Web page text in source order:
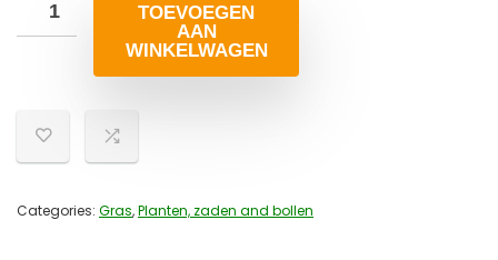
TOEVOEGEN
AAN
WINKELWAGEN
Categories: Gras,Planten, zaden and bollen